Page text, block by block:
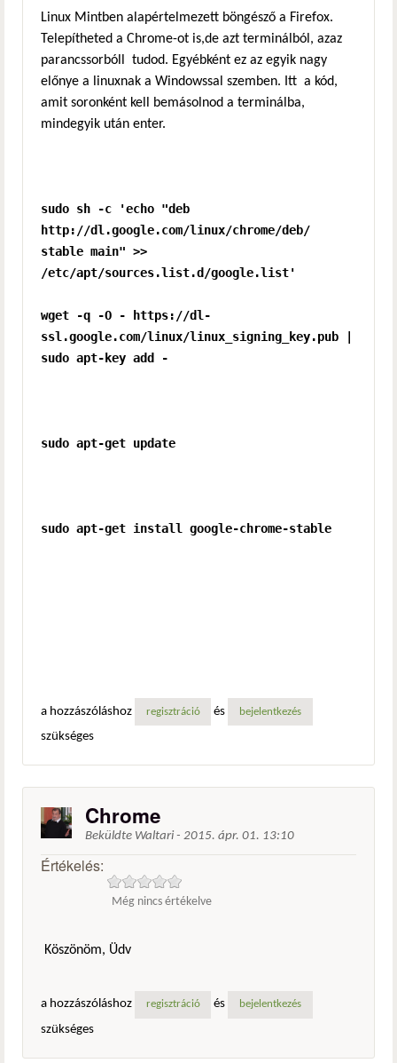
Linux Mintben alapértelmezett böngésző a Firefox.
Telepítheted a Chrome-ot is,de azt terminálból, azaz
parancssorbóll tudod. Egyébként ez az egyik nagy
előnye a linuxnak a Windowssal szemben. Itt a kód,
amit soronként kell bemásolnod a terminálba,
mindegyik után enter.
sudo sh -c 'echo "deb
http://dl.google.com/linux/chrome/deb/
stable main" >>
/etc/apt/sources.list.d/google.list'
wget -q -O - https://dl-
ssl.google.com/linux/linux_signing_key.pub |
sudo apt-key add -
sudo apt-get update
sudo apt-get install google-chrome-stable
a hozzászóláshoz regisztráció és bejelentkezés
szükséges
Chrome
Beküldte Waltari - 2015. ápr. 01. 13:10
Értékelés:
Még nincs értékelve
Köszönöm, Üdv
a hozzászóláshoz regisztráció és bejelentkezés
szükséges